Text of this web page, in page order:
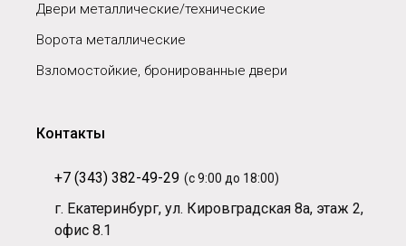
Двери металлические/технические
Ворота металлические
Взломостойкие, бронированные двери
Контакты
+7 (343) 382-49-29 (с 9:00 до 18:00)
г. Екатеринбург, ул. Кировградская 8а, этаж 2,
офис 8.1